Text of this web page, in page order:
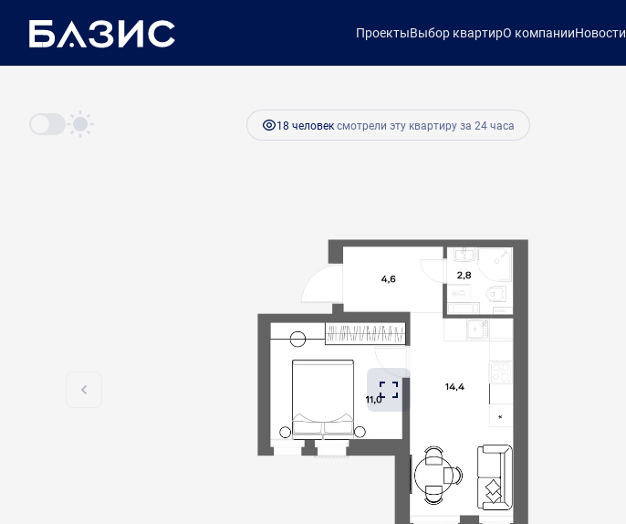
ПроектыВыбор квартирО компанииНовости
1-комнатная 32.8 м Ипотекаот 32 211 руб.
18 человексмотрели эту квартиру за 24 часа